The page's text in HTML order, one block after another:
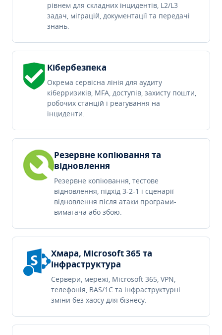
рівнем для складних інцидентів, L2/L3
задач, міграцій, документації та передачі
знань.
Кібербезпека
Окрема сервісна лінія для аудиту
кіберризиків, MFA, доступів, захисту пошти,
робочих станцій і реагування на
інциденти.
Резервне копіювання та
відновлення
Резервне копіювання, тестове
відновлення, підхід 3-2-1 і сценарії
відновлення після атаки програми-
вимагача або збою.
Хмара, Microsoft 365 та
інфраструктура
Сервери, мережі, Microsoft 365, VPN,
телефонія, BAS/1C та інфраструктурні
зміни без хаосу для бізнесу.